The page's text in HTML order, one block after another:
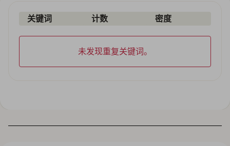
关键词 计数 密度
未发现重复关键词。